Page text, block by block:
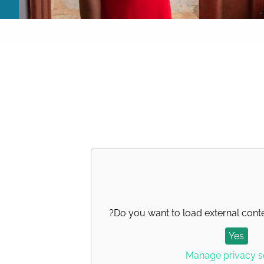
Do you want to load external
?
Yes
Manage privacy